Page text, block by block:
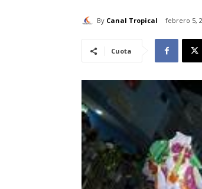
By Canal Tropical febrero 5,
Cuota